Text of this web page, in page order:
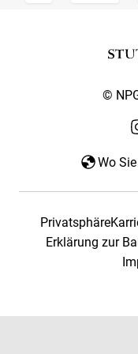
©
Wo
Privatsphäre
Erklärung zur